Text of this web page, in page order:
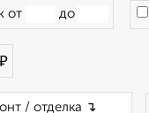
от до
₽